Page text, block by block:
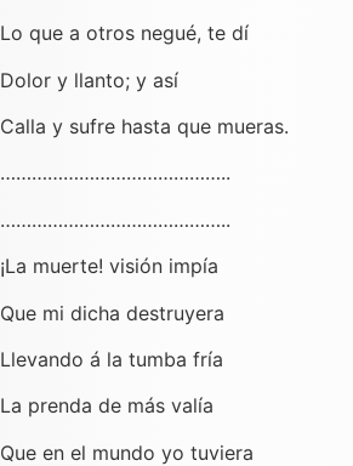
Lo que a otros negué, te dí
Dolor y llanto; y así
Calla y sufre hasta que mueras.
……………………………………..
……………………………………..
¡La muerte! visión impía
Que mi dicha destruyera
Llevando á la tumba fría
La prenda de más valía
Que en el mundo yo tuviera